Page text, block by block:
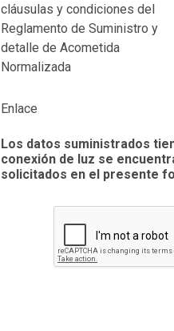
cláusulas y condiciones del
Reglamento de Suministro y
detalle de Acometida
Normalizada
Enlace
Los datos suministrados
conexión de luz se
solicitados en el presente